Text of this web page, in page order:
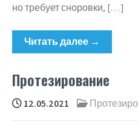
но требует сноровки, […]
Читать далее →
Протезирование
12.05.2021